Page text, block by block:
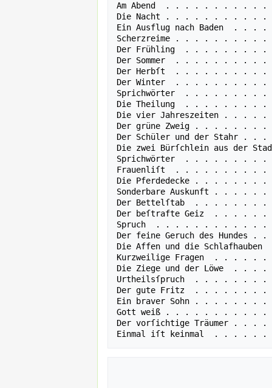
Am Abend  . . . . . . . .
Die Nacht . . . . . . . . .
Ein Ausflug nach Baden
Scherzreime . . . . . . .
Der Frühling  . . . . . . .
Der Sommer  . . . . . . .
Der Herbſt  . . . . . . . .
Der Winter  . . . . . . . .
Sprichwörter  . . . . . . .
Die Theilung  . . . . . . .
Die vier Jahreszeiten .
Der grüne Zweig . . . . .
Der Schüler und der
Die zwei Bürſchlein aus
Sprichwörter  . . . . . . .
Frauenliſt  . . . . . . . .
Die Pferdedecke . . . . .
Sonderbare Auskunft . .
Der Bettelſtab  . .
Der beſtrafte Geiz  . . .
Spruch  . . . . . . . . . .
Der feine Geruch des
Die Affen und die
Kurzweilige Fragen  . .
Die Ziege und der Löwe
Urtheilsſpruch  . . . . .
Der gute Fritz  . . . . . .
Ein braver Sohn . . . . .
Gott weiß . . . . . . . . .
Der vorſichtige